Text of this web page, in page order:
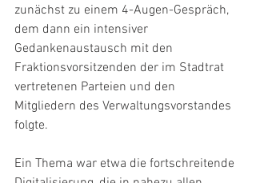
zunächst zu einem 4-Augen-Gespräch,
dem dann ein intensiver
Gedankenaustausch mit den
Fraktionsvorsitzenden der im Stadtrat
vertretenen Parteien und den
Mitgliedern des Verwaltungsvorstandes
folgte.
Ein Thema war etwa die fortschreitende